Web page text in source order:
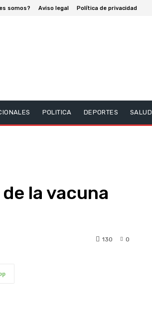
somos? Aviso legal Política de privacidad
POLITICA DEPORTES SALUD
la vacuna
0
130